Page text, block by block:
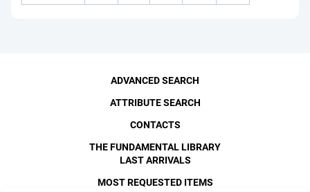
ADVANCED SEARCH
ATTRIBUTE SEARCH
CONTACTS
THE FUNDAMENTAL LIBRARY
LAST ARRIVALS
MOST REQUESTED ITEMS